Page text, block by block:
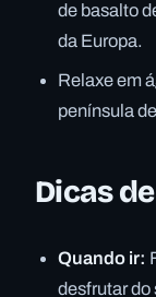
de basalto
da Europa.
Relaxe em
península
Dicas
Quando ir:
desfrutar do